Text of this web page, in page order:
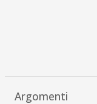
Argomenti